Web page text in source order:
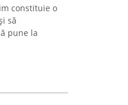
constituie o
să
pune la